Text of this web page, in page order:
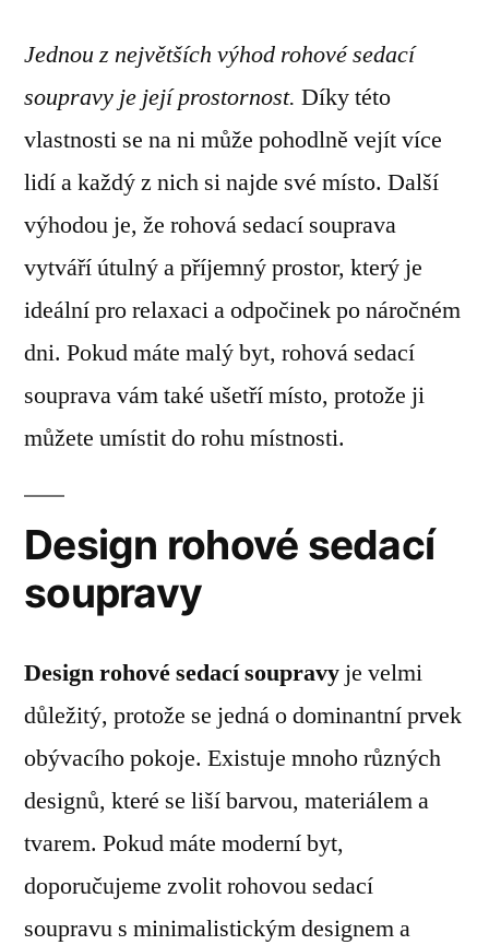
Jednou z největších výhod rohové sedací
soupravy je její prostornost. Díky této
vlastnosti se na ni může pohodlně vejít více
lidí a každý z nich si najde své místo. Další
výhodou je, že rohová sedací souprava
vytváří útulný a příjemný prostor, který je
ideální pro relaxaci a odpočinek po náročném
dni. Pokud máte malý byt, rohová sedací
souprava vám také ušetří místo, protože ji
můžete umístit do rohu místnosti.
Design rohové sedací
soupravy
Design rohové sedací soupravy je velmi
důležitý, protože se jedná o dominantní prvek
obývacího pokoje. Existuje mnoho různých
designů, které se liší barvou, materiálem a
tvarem. Pokud máte moderní byt,
doporučujeme zvolit rohovou sedací
soupravu s minimalistickým designem a